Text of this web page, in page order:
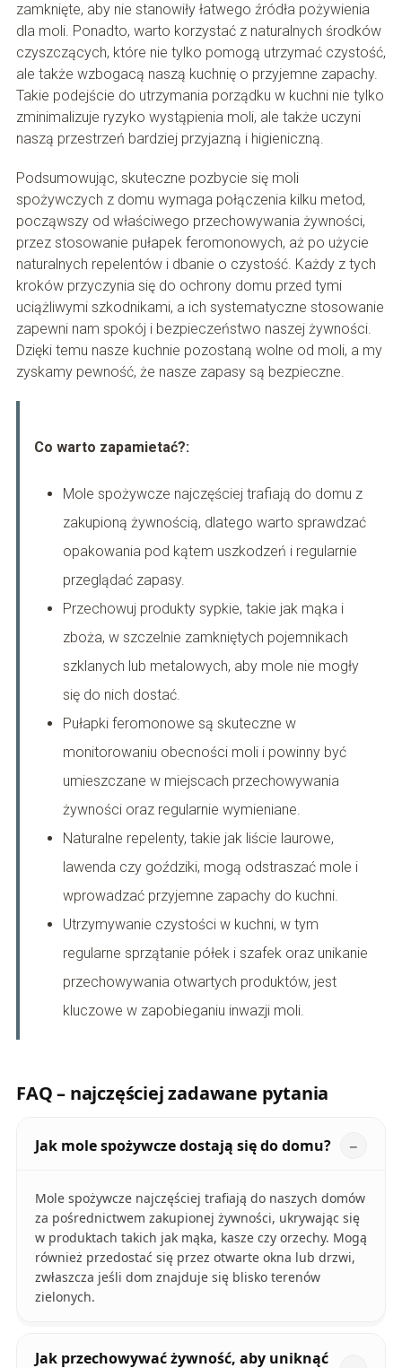
zamknięte, aby nie stanowiły łatwego źródła pożywienia
dla moli. Ponadto, warto korzystać z naturalnych środków
czyszczących, które nie tylko pomogą utrzymać czystość,
ale także wzbogacą naszą kuchnię o przyjemne zapachy.
Takie podejście do utrzymania porządku w kuchni nie tylko
zminimalizuje ryzyko wystąpienia moli, ale także uczyni
naszą przestrzeń bardziej przyjazną i higieniczną.
Podsumowując, skuteczne pozbycie się moli
spożywczych z domu wymaga połączenia kilku metod,
począwszy od właściwego przechowywania żywności,
przez stosowanie pułapek feromonowych, aż po użycie
naturalnych repelentów i dbanie o czystość. Każdy z tych
kroków przyczynia się do ochrony domu przed tymi
uciążliwymi szkodnikami, a ich systematyczne stosowanie
zapewni nam spokój i bezpieczeństwo naszej żywności.
Dzięki temu nasze kuchnie pozostaną wolne od moli, a my
zyskamy pewność, że nasze zapasy są bezpieczne.
Co warto zapamietać?:
Mole spożywcze najczęściej trafiają do domu z
zakupioną żywnością, dlatego warto sprawdzać
opakowania pod kątem uszkodzeń i regularnie
przeglądać zapasy.
Przechowuj produkty sypkie, takie jak mąka i
zboża, w szczelnie zamkniętych pojemnikach
szklanych lub metalowych, aby mole nie mogły
się do nich dostać.
Pułapki feromonowe są skuteczne w
monitorowaniu obecności moli i powinny być
umieszczane w miejscach przechowywania
żywności oraz regularnie wymieniane.
Naturalne repelenty, takie jak liście laurowe,
lawenda czy goździki, mogą odstraszać mole i
wprowadzać przyjemne zapachy do kuchni.
Utrzymywanie czystości w kuchni, w tym
regularne sprzątanie półek i szafek oraz unikanie
przechowywania otwartych produktów, jest
kluczowe w zapobieganiu inwazji moli.
FAQ – najczęściej zadawane pytania
Jak mole spożywcze dostają się do domu?
Mole spożywcze najczęściej trafiają do naszych domów
za pośrednictwem zakupionej żywności, ukrywając się
w produktach takich jak mąka, kasze czy orzechy. Mogą
również przedostać się przez otwarte okna lub drzwi,
zwłaszcza jeśli dom znajduje się blisko terenów
zielonych.
Jak przechowywać żywność, aby uniknąć